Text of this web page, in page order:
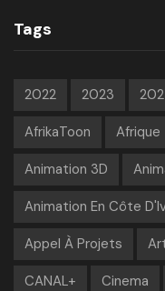
Tags
2022 2023
AfrikaToon Afrique
Animation 3D
Animation En Côte
Appel À Projets
CANAL+ Cinema